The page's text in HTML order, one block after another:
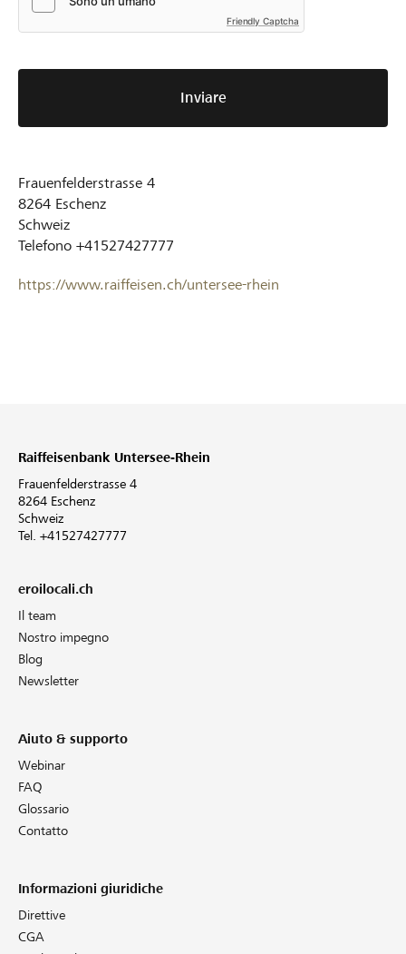
Friendly Captcha
Inviare
Frauenfelderstrasse 4
8264 Eschenz
Schweiz
Telefono +41527427777
https://www.raiffeisen.ch/untersee-rhein
Raiffeisenbank Untersee-Rhein
Frauenfelderstrasse 4
8264 Eschenz
Schweiz
Tel. +41527427777
eroilocali.ch
Il team
Nostro impegno
Blog
Newsletter
Aiuto & supporto
Webinar
FAQ
Glossario
Contatto
Informazioni giuridiche
Direttive
CGA